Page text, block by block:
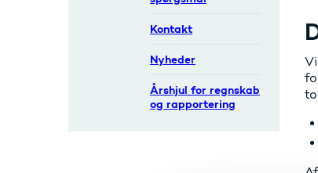
Kontakt
Nyheder
Årshjul for regnskab
og rapportering